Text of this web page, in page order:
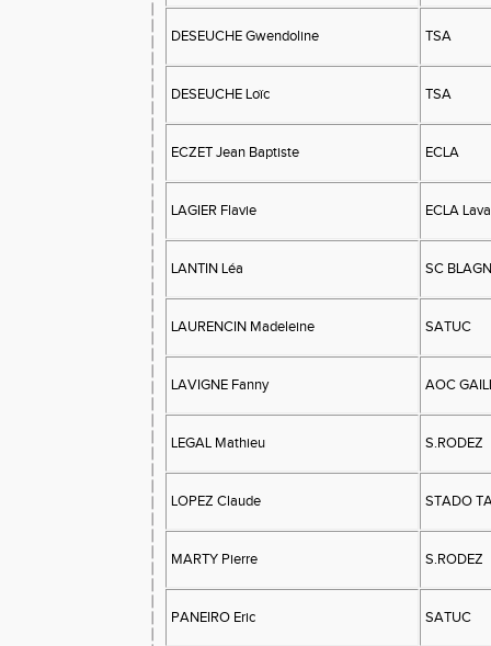
DESEUCHE Gwendoline TSA
DESEUCHE Loïc TSA
ECZET Jean Baptiste ECLA
LAGIER Flavie ECLA
LANTIN Léa SC
LAURENCIN Madeleine SATUC
LAVIGNE Fanny AOC
LEGAL Mathieu S.RODEZ
LOPEZ Claude STADO
MARTY Pierre S.RODEZ
PANEIRO Eric SATUC